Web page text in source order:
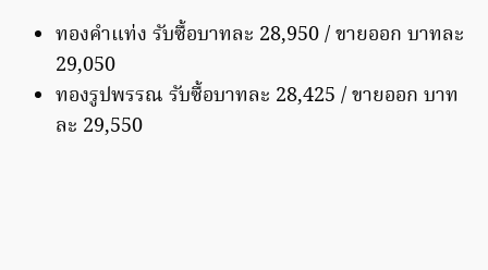
ทองคำแท่ง รับซื้อบาทละ 28,950 / ขายออก บาทละ
29,050
ทองรูปพรรณ รับซื้อบาทละ 28,425 / ขายออก บาท
ละ 29,550